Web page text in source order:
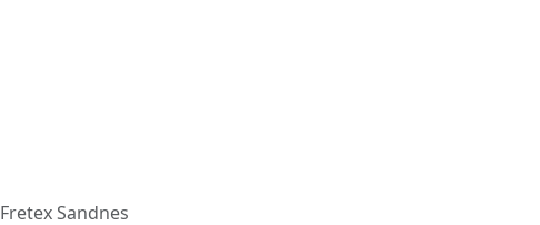
Fretex Sandnes